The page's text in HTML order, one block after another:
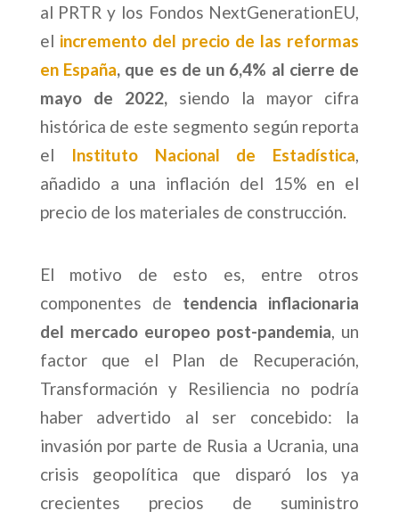
al PRTR y los Fondos NextGenerationEU,
el incremento del precio de las reformas
en España, que es de un 6,4% al cierre de
mayo de 2022,siendo la mayor cifra
histórica de este segmento según reporta
el
Instituto Nacional de Estadística,
añadido a una inflación del 15% en el
precio de los materiales de construcción.
El motivo de esto es, entre otros
componentes de tendencia inflacionaria
del mercado europeo post-pandemia, un
factor que el Plan de Recuperación,
Transformación y Resiliencia no podría
haber advertido al ser concebido: la
invasión por parte de Rusia a Ucrania, una
crisis geopolítica que disparó los ya
crecientes precios de suministro